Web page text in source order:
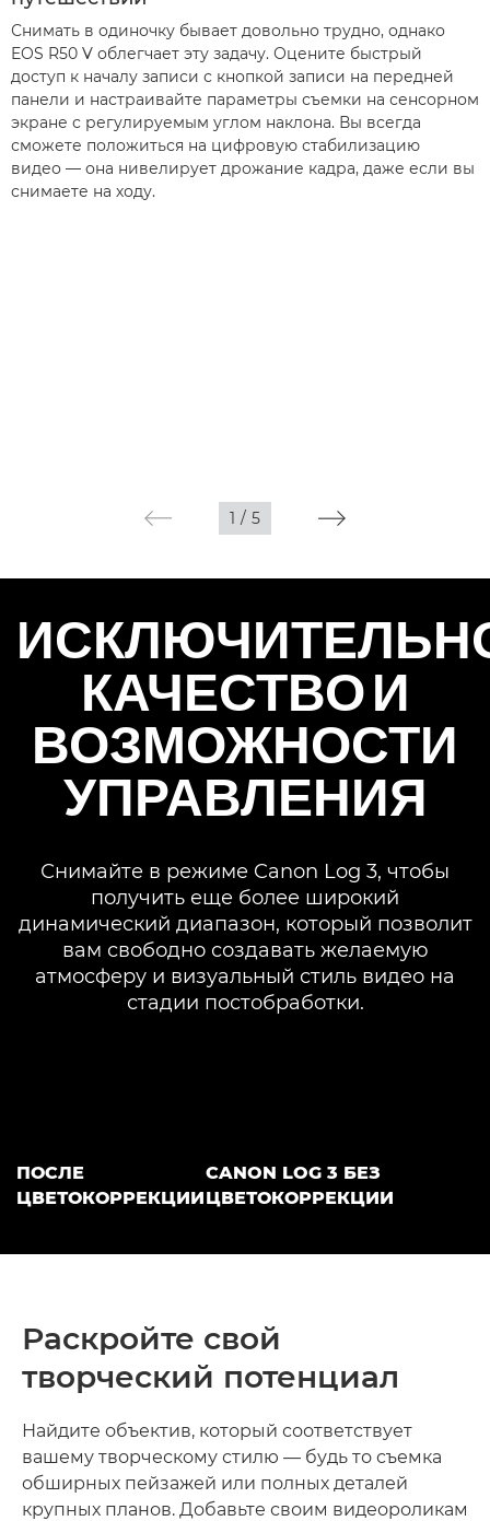
Снимать в одиночку бывает довольно трудно, однако
EOS R50 V облегчает эту задачу. Оцените быстрый
доступ к началу записи с кнопкой записи на передней
панели и настраивайте параметры съемки на сенсорном
экране с регулируемым углом наклона. Вы всегда
сможете положиться на цифровую стабилизацию
видео — она нивелирует дрожание кадра, даже если вы
снимаете на ходу.
1 / 5
КАЧЕСТВО И
ВОЗМОЖНОСТИ
УПРАВЛЕНИЯ
Снимайте в режиме Canon Log 3, чтобы
получить еще более широкий
динамический диапазон, который позволит
вам свободно создавать желаемую
атмосферу и визуальный стиль видео на
стадии постобработки.
ПОСЛЕ
ЦВЕТОКОРРЕКЦИИ
CANON LOG 3 БЕЗ
ЦВЕТОКОРРЕКЦИИ
Раскройте свой
творческий потенциал
Найдите объектив, который соответствует
вашему творческому стилю — будь то съемка
обширных пейзажей или полных деталей
крупных планов. Добавьте своим видеороликам